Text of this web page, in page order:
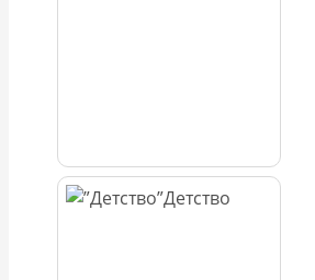
Детство